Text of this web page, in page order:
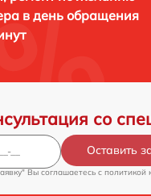
в день обращения
со
Оставить
Вы соглашаетесь c политикой